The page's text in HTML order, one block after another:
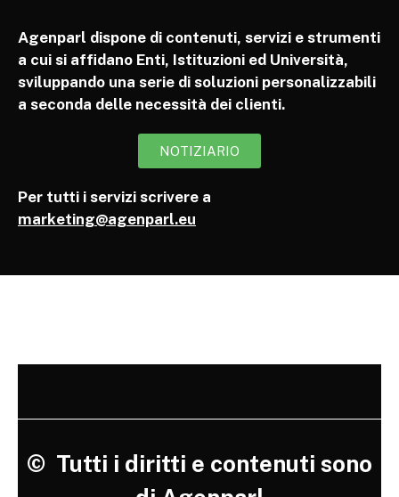
Agenparl dispone di contenuti, servizi e strumenti
a cui si affidano Enti, Istituzioni ed Università,
sviluppando una serie di soluzioni personalizzabili
a seconda delle necessità dei clienti.
NOTIZIARIO
Per tutti i servizi scrivere a
marketing@agenparl.eu
© Tutti i diritti e contenuti sono